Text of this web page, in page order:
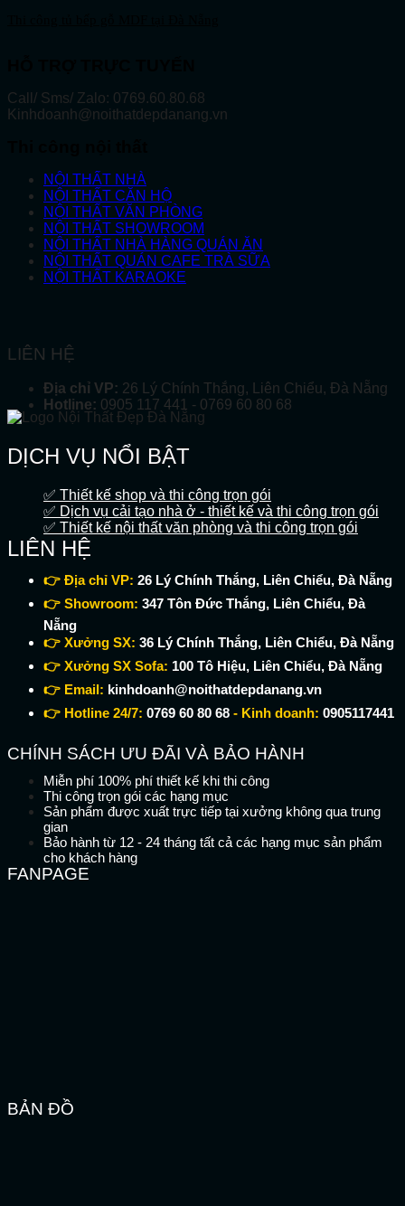
Call/ Sms/ Zalo: 0769.60.80.68
Kinhdoanh@noithatdepdanang.vn
NỘI THẤT NHÀ
NỘI THẤT CĂN HỘ
NỘI THẤT VĂN PHÒNG
NỘI THẤT SHOWROOM
NỘI THẤT NHÀ HÀNG QUÁN ĂN
NỘI THẤT QUÁN CAFE TRÀ SỮA
NỘI THẤT KARAOKE
LIÊN HỆ
Địa chỉ VP: 26 Lý Chính Thắng, Liên Chiểu, Đà Nẵng
Hotline: 0905 117 441 - 0769 60 80 68
DỊCH VỤ NỔI BẬT
✅ Thiết kế shop và thi công trọn gói
✅ Dịch vụ cải tạo nhà ở - thiết kế và thi công trọn gói
✅ Thiết kế nội thất văn phòng và thi công trọn gói
LIÊN HỆ
👉 Địa chỉ VP: 26 Lý Chính Thắng, Liên Chiểu, Đà Nẵng
👉 Showroom: 347 Tôn Đức Thắng, Liên Chiểu, Đà
Nẵng
👉 Xưởng SX: 36 Lý Chính Thắng, Liên Chiểu, Đà Nẵng
👉 Xưởng SX Sofa: 100 Tô Hiệu, Liên Chiểu, Đà Nẵng
👉 Email: kinhdoanh@noithatdepdanang.vn
👉 Hotline 24/7: 0769 60 80 68 - Kinh doanh: 0905117441
CHÍNH SÁCH ƯU ĐÃI VÀ BẢO HÀNH
Miễn phí 100% phí thiết kế khi thi công
Thi công trọn gói các hạng mục
Sản phẩm được xuất trực tiếp tại xưởng không qua trung
gian
Bảo hành từ 12 - 24 tháng tất cả các hạng mục sản phẩm
cho khách hàng
FANPAGE
BẢN ĐỒ